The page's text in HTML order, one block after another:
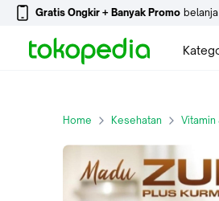
Gratis Ongkir + Banyak Promo
Home Kesehatan Vitamin